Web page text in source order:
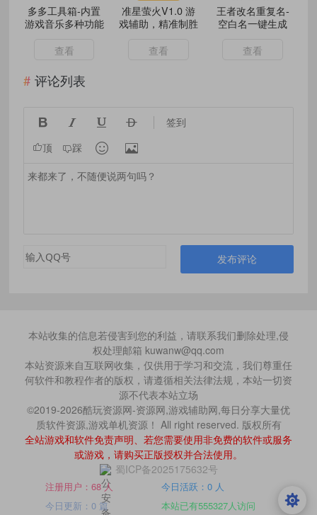
多多工具箱-内置
游戏音乐多种功能
查看
准星萤火V1.0 游
戏辅助，精准制胜
查看
王者改名重复名-
空白名一键生成
查看
评论列表
    签到
顶 踩  
发布评论
本站收集的信息若侵害到您的利益，请联系我们删除处理,侵
权处理邮箱 kuwanw@qq.com
本站资源来自互联网收集，仅供用于学习和交流，我们尊重任
何软件和教程作者的版权，请遵循相关法律法规，本站一切资
源不代表本站立场
©2019-2026酷玩资源网-资源网,游戏辅助网,每日分享大量优
质软件资源,游戏单机资源！ All right reserved. 版权所有
全站游戏和软件免责声明、若您需要使用非免费的软件或服务
或游戏，请购买正版授权并合法使用。
蜀ICP备2025175632号
注册用户：68 人
今日活跃：0 人
今日更新：0 篇
本站已有555327人访问